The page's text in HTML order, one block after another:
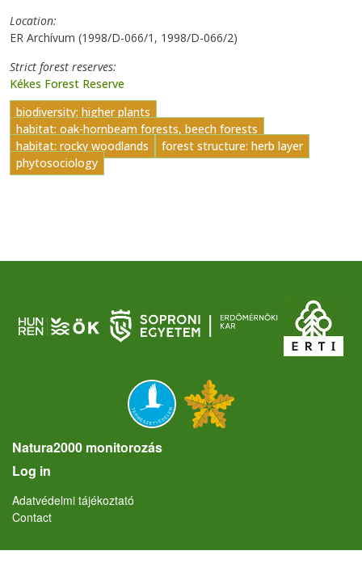
Location
ER Archívum (1998/D-066/1, 1998/D-066/2)
Strict forest reserves
Kékes Forest Reserve
biodiversity: higher plants
habitat: oak-hornbeam forests, beech forests
habitat: rocky woodlands
forest structure: herb layer
phytosociology
Natura2000 monitorozás
User account menu
Log in
Lábléc
Adatvédelmi tájékoztató
Contact